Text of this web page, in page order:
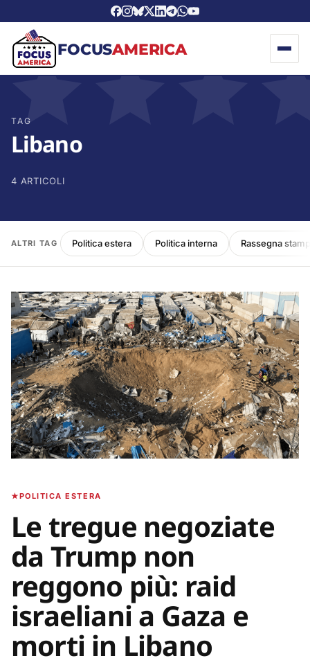
FOCUSAMERICA
TAG
Libano
4 ARTICOLI
ALTRI TAG Politica estera Politica interna Rassegna
POLITICA ESTERA
Le tregue negoziate
da Trump non
reggono più: raid
israeliani a Gaza e
morti in Libano